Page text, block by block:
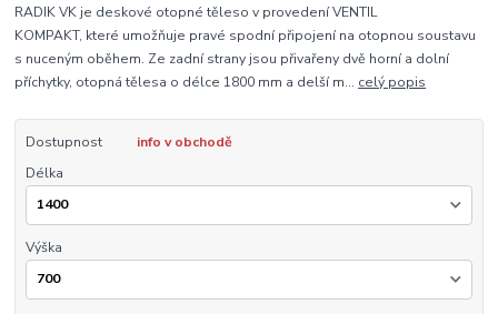
RADIK VK je deskové otopné těleso v provedení VENTIL
KOMPAKT, které umožňuje pravé spodní připojení na otopnou soustavu
s nuceným oběhem. Ze zadní strany jsou přivařeny dvě horní a dolní
příchytky, otopná tělesa o délce 1800 mm a delší m... celý popis
Dostupnost
info v obchodě
Délka
Výška